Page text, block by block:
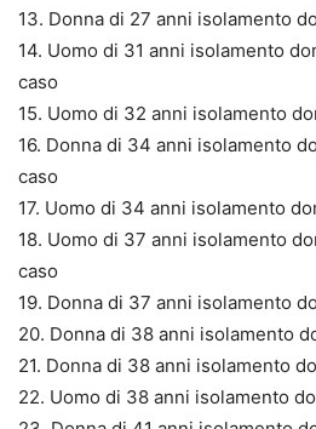
13. Donna di 27 anni isolamento
14. Uomo di 31 anni isolamento
caso
15. Uomo di 32 anni isolamento
16. Donna di 34 anni isolamento
caso
17. Uomo di 34 anni isolamento
18. Uomo di 37 anni isolamento
caso
19. Donna di 37 anni isolamento
20. Donna di 38 anni isolamento
21. Donna di 38 anni isolamento
22. Uomo di 38 anni isolamento